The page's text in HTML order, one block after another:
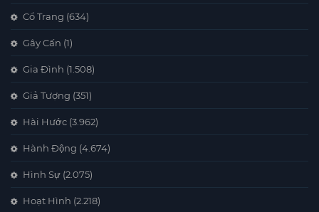
Cổ Trang (634)
Gây Cấn (1)
Gia Đình (1.508)
Giả Tượng (351)
Hài Hước (3.962)
Hành Động (4.674)
Hình Sự (2.075)
Hoạt Hình (2.218)